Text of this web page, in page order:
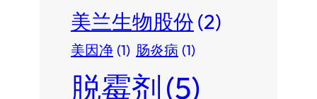
美兰生物股份(2)
美因净 (1) 肠炎病 (1)
脱霉剂(5)